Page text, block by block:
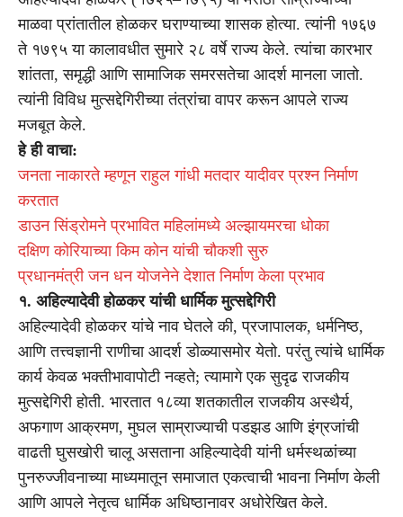
माळवा प्रांतातील होळकर घराण्याच्या शासक होत्या. त्यांनी १७६७
ते १७९५ या कालावधीत सुमारे २८ वर्षे राज्य केले. त्यांचा कारभार
शांतता, समृद्धी आणि सामाजिक समरसतेचा आदर्श मानला जातो.
त्यांनी विविध मुत्सद्देगिरीच्या तंत्रांचा वापर करून आपले राज्य
मजबूत केले.
हे ही वाचा:
जनता नाकारते म्हणून राहुल गांधी मतदार यादीवर प्रश्न निर्माण
करतात
डाउन सिंड्रोमने प्रभावित महिलांमध्ये अल्झायमरचा धोका
दक्षिण कोरियाच्या किम कोन यांची चौकशी सुरु
प्रधानमंत्री जन धन योजनेने देशात निर्माण केला प्रभाव
१. अहिल्यादेवी होळकर यांची धार्मिक मुत्सद्देगिरी
अहिल्यादेवी होळकर यांचे नाव घेतले की, प्रजापालक, धर्मनिष्ठ,
आणि तत्त्वज्ञानी राणीचा आदर्श डोळ्यासमोर येतो. परंतु त्यांचे धार्मिक
कार्य केवळ भक्तीभावापोटी नव्हते; त्यामागे एक सुदृढ राजकीय
मुत्सद्देगिरी होती. भारतात १८व्या शतकातील राजकीय अस्थैर्य,
अफगाण आक्रमण, मुघल साम्राज्याची पडझड आणि इंग्रजांची
वाढती घुसखोरी चालू असताना अहिल्यादेवी यांनी धर्मस्थळांच्या
पुनरुज्जीवनाच्या माध्यमातून समाजात एकत्वाची भावना निर्माण केली
आणि आपले नेतृत्व धार्मिक अधिष्ठानावर अधोरेखित केले.